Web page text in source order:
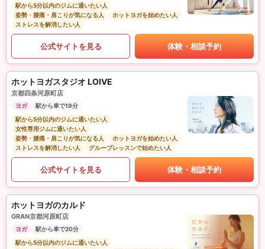
駅から5分以内のジムに通いたい人
姿勢・腰痛・肩こりが気になる人
ホットヨガを始めたい人
ストレスを解消したい人
公式サイトを見る 体験・相談予約
ホットヨガスタジオ LOIVE
京都四条河原町店
ヨガ
駅から車で19分
駅から5分以内のジムに通いたい人
女性専用ジムに通いたい人
姿勢・腰痛・肩こりが気になる人
ホットヨガを始めたい人
ストレスを解消したい人
グループレッスンで始めたい人
公式サイトを見る 体験・相談予約
ホットヨガのカルド
GRAN京都河原町店
ヨガ
駅から車で20分
駅から5分以内のジムに通いたい人